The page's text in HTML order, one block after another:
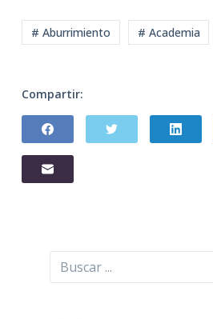
# Aburrimiento # Academia
Compartir:
Buscar